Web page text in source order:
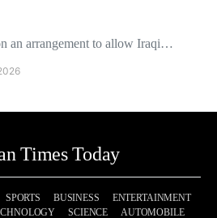
an arrangement to allow Iraqi…
Times Today
SPORTS BUSINESS
ENTERTAINMENT
SCIENCE AUTOMOBILE